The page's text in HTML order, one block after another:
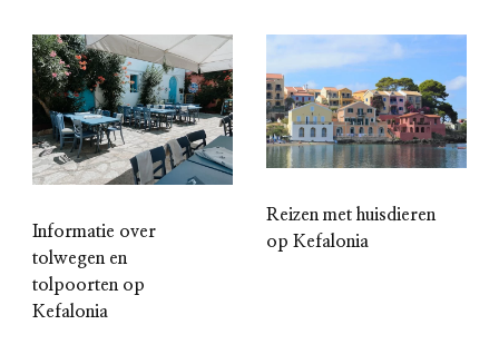
Informatie over
tolwegen en
tolpoorten op
Kefalonia
Reizen met huisdieren
op Kefalonia